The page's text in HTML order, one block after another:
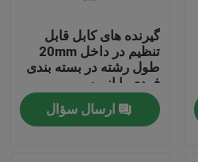
گیرنده های کابل قابل
تنظیم در داخل 20mm
طول رشته در بسته بندی
فردی یا انبوه
ارسال سؤال